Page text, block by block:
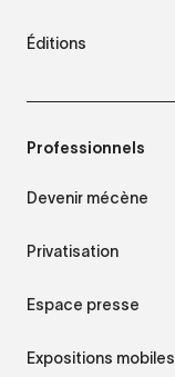
Éditions
Professionnels
Devenir mécène
Privatisation
Espace presse
Expositions mobiles